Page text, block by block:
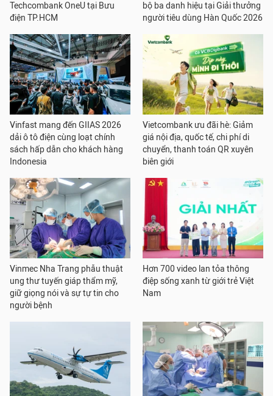
Techcombank OneU tại Bưu
điện TP.HCM
bộ ba danh hiệu tại Giải thưởng
người tiêu dùng Hàn Quốc 2026
Vinfast mang đến GIIAS 2026
dải ô tô điện cùng loạt chính
sách hấp dẫn cho khách hàng
Indonesia
Vietcombank ưu đãi hè: Giảm
giá nội địa, quốc tế, chi phí di
chuyển, thanh toán QR xuyên
biên giới
Vinmec Nha Trang phẫu thuật
ung thư tuyến giáp thẩm mỹ,
giữ giọng nói và sự tự tin cho
người bệnh
Hơn 700 video lan tỏa thông
điệp sống xanh từ giới trẻ Việt
Nam